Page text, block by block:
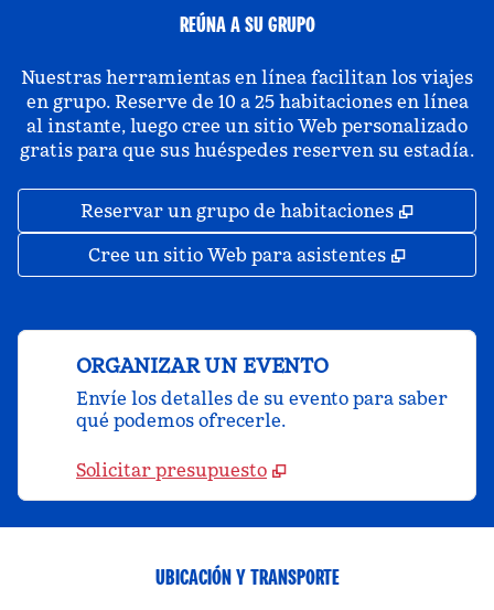
REÚNA A SU GRUPO
Nuestras herramientas en línea facilitan los viajes
en grupo. Reserve de 10 a 25 habitaciones en línea
al instante, luego cree un sitio Web personalizado
gratis para que sus huéspedes reserven su estadía.
Reservar un grupo de habitaciones ,
Cree un sitio Web para asistentes ,
ORGANIZAR UN EVENTO
Envíe los detalles de su evento para saber
qué podemos ofrecerle.
Solicitar presupuesto
UBICACIÓN Y TRANSPORTE